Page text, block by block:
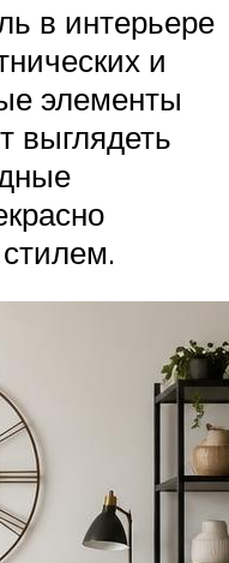
в интерьере
и
элементы
выглядеть